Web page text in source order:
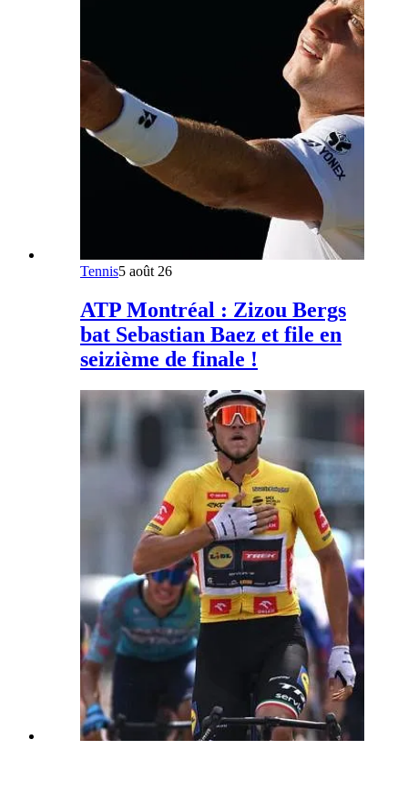
Tennis5 août 26
ATP Montréal : Zizou Bergs
bat Sebastian Baez et file en
seizième de finale !